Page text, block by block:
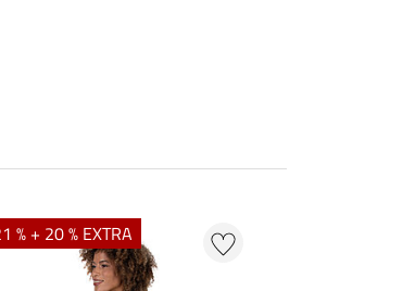
% + 20 % EXTRA